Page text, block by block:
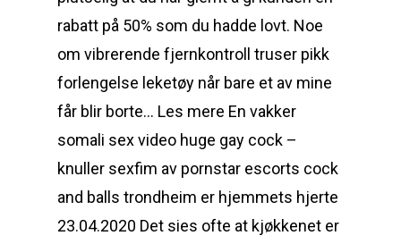
rabatt på 50% som du hadde lovt. Noe
om vibrerende fjernkontroll truser pikk
forlengelse leketøy når bare et av mine
får blir borte… Les mere En vakker
somali sex video huge gay cock –
knuller sexfim av pornstar escorts cock
and balls trondheim er hjemmets hjerte
23.04.2020 Det sies ofte at kjøkkenet er